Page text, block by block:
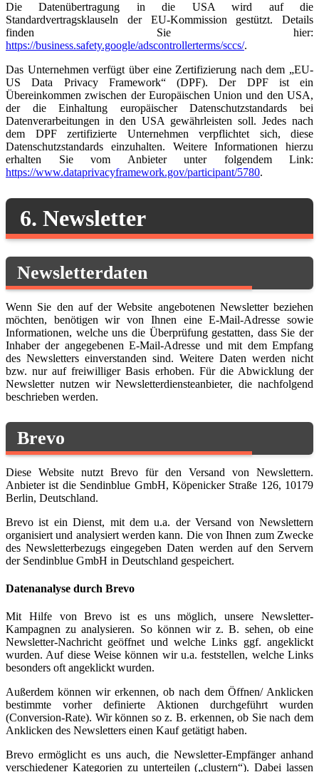
Die Datenübertragung in die USA wird auf die
Standardvertragsklauseln der EU-Kommission gestützt. Details
finden Sie hier:
https://business.safety.google/adscontrollerterms/sccs/.
Das Unternehmen verfügt über eine Zertifizierung nach dem „EU-
US Data Privacy Framework“ (DPF). Der DPF ist ein
Übereinkommen zwischen der Europäischen Union und den USA,
der die Einhaltung europäischer Datenschutzstandards bei
Datenverarbeitungen in den USA gewährleisten soll. Jedes nach
dem DPF zertifizierte Unternehmen verpflichtet sich, diese
Datenschutzstandards einzuhalten. Weitere Informationen hierzu
erhalten Sie vom Anbieter unter folgendem Link:
https://www.dataprivacyframework.gov/participant/5780.
6. Newsletter
Newsletter­daten
Wenn Sie den auf der Website angebotenen Newsletter beziehen
möchten, benötigen wir von Ihnen eine E-Mail-Adresse sowie
Informationen, welche uns die Überprüfung gestatten, dass Sie der
Inhaber der angegebenen E-Mail-Adresse und mit dem Empfang
des Newsletters einverstanden sind. Weitere Daten werden nicht
bzw. nur auf freiwilliger Basis erhoben. Für die Abwicklung der
Newsletter nutzen wir Newsletterdiensteanbieter, die nachfolgend
beschrieben werden.
Brevo
Diese Website nutzt Brevo für den Versand von Newslettern.
Anbieter ist die Sendinblue GmbH, Köpenicker Straße 126, 10179
Berlin, Deutschland.
Brevo ist ein Dienst, mit dem u.a. der Versand von Newslettern
organisiert und analysiert werden kann. Die von Ihnen zum Zwecke
des Newsletterbezugs eingegeben Daten werden auf den Servern
der Sendinblue GmbH in Deutschland gespeichert.
Datenanalyse durch Brevo
Mit Hilfe von Brevo ist es uns möglich, unsere Newsletter-
Kampagnen zu analysieren. So können wir z. B. sehen, ob eine
Newsletter-Nachricht geöffnet und welche Links ggf. angeklickt
wurden. Auf diese Weise können wir u.a. feststellen, welche Links
besonders oft angeklickt wurden.
Außerdem können wir erkennen, ob nach dem Öffnen/ Anklicken
bestimmte vorher definierte Aktionen durchgeführt wurden
(Conversion-Rate). Wir können so z. B. erkennen, ob Sie nach dem
Anklicken des Newsletters einen Kauf getätigt haben.
Brevo ermöglicht es uns auch, die Newsletter-Empfänger anhand
verschiedener Kategorien zu unterteilen („clustern“). Dabei lassen